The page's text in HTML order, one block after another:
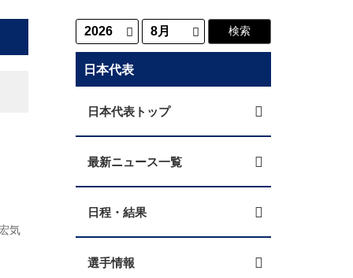
気
日本代表
日本代表トップ
最新ニュース一覧
日程・結果
選手情報